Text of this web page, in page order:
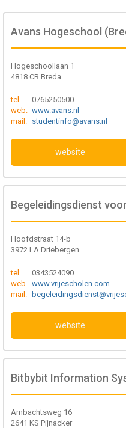
Avans Hogeschool
Hogeschoollaan 1
4818 CR Breda
tel.
0765250500
web. www.avans.nl
mail. studentinfo@avans.nl
website
Begeleidingsdienst
Hoofdstraat 14-b
3972 LA Driebergen
tel.
0343524090
web. www.vrijescholen.com
mail.
website
Bitbybit Information
Ambachtsweg 16
2641 KS Pijnacker